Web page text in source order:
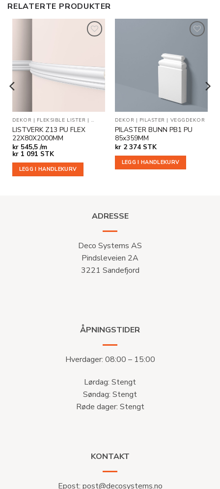
RELATERTE PRODUKTER
ønskeliste
DEKOR | FLEKSIBLE LISTER | VEGG- OG DEKORLISTER
LISTVERK Z13 PU FLEX
22X80X2000MM
kr545,5 /m
kr1 091 STK
LEGG I HANDLEKURV
ønskeliste
DEKOR | PILASTER | VEGGDEKOR
PILASTER BUNN PB1 PU
85x359MM
kr2 374 STK
LEGG I HANDLEKURV
|VEGG- OG DEKORLISTER
ADRESSE
Deco Systems AS
Pindsleveien 2A
3221 Sandefjord
ÅPNINGSTIDER
Hverdager: 08:00 – 15:00
Lørdag: Stengt
Søndag: Stengt
Røde dager: Stengt
KONTAKT
Epost: post@decosystems.no